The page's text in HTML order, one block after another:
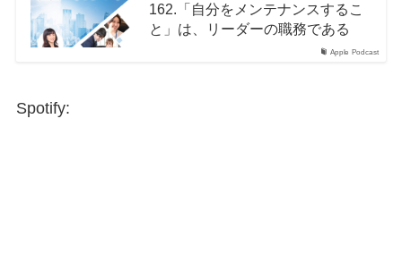
Apple Podcast
162.「自分をメンテナンスするこ
と」は、リーダーの職務である
Spotify: